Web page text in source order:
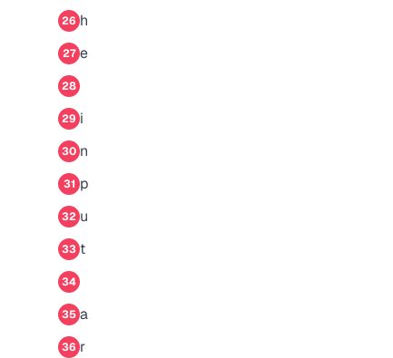
26 h
27 e
28
29 i
30 n
31 p
32 u
33 t
34
35 a
36 r